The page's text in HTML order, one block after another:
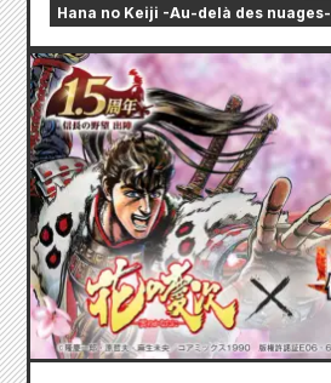
Hana no Keiji -Au-delà des nuages-